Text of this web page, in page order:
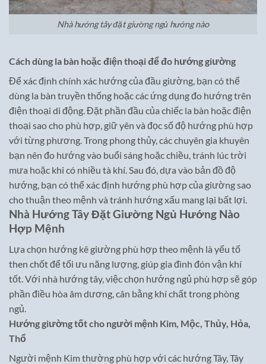
Nhà hướng tây đặt giường ngủ hướng nào
Cách dùng la bàn hoặc điện thoại để đo hướng giường
Để xác định chính xác hướng của đầu giường, bạn có thể
dùng la bàn truyền thống hoặc các ứng dụng đo hướng trên
điện thoại di động. Đặt phần đầu của chiếc la bàn hoặc điện
thoại sao cho phù hợp, giữ yên và đọc số độ hướng phù hợp
với từng phương. Trong phong thủy, các chuyên gia khuyên
bạn nên đo hướng vào buổi sáng hoặc chiều, tránh lúc trời
mưa hoặc khi có nhiều tà khí. Sau đó, dựa vào bản đồ độ
hướng, bạn có thể xác định hướng phù hợp của giường sao
cho thuận theo mệnh và tránh hướng xấu mang lại bất lợi.
Nhà Hướng Tây Đặt Giường Ngủ Hướng Nào
Hợp Mệnh
Lựa chọn hướng kê giường phù hợp theo mệnh là yếu tố
then chốt để tối ưu năng lượng, giúp gia đình đón vận khí
tốt. Với nhà hướng tây, việc chọn hướng ngủ phù hợp sẽ góp
phần điều hòa âm dương, cân bằng khí chất trong phòng
ngủ.
Hướng giường tốt cho người mệnh Kim, Mộc, Thủy, Hỏa,
Thổ
Người mệnh Kim thường phù hợp với các hướng Tây, Tây